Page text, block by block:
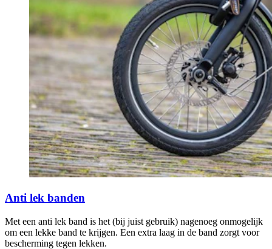
Anti lek banden
Met een anti lek band is het (bij juist gebruik) nagenoeg onmogelijk
om een lekke band te krijgen. Een extra laag in de band zorgt voor
bescherming tegen lekken.